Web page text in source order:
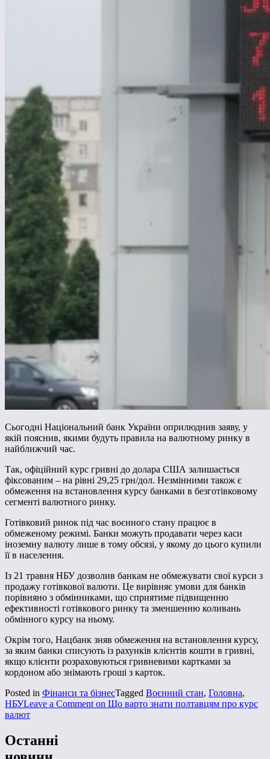
Сьогодні Національний банк України оприлюднив заяву, у
якій пояснив, якими будуть правила на валютному ринку в
найближчий час.
Так, офіційний курс гривні до долара США залишається
фіксованим – на рівні 29,25 грн/дол. Незмінними також є
обмеження на встановлення курсу банками в безготівковому
сегменті валютного ринку.
Готівковий ринок під час воєнного стану працює в
обмеженому режимі. Банки можуть продавати через каси
іноземну валюту лише в тому обсязі, у якому до цього купили
її в населення.
Із 21 травня НБУ дозволив банкам не обмежувати свої курси з
продажу готівкової валюти. Це вирівняє умови для банків
порівняно з обмінниками, що сприятиме підвищенню
ефективності готівкового ринку та зменшенню коливань
обмінного курсу на ньому.
Окрім того, Нацбанк зняв обмеження на встановлення курсу,
за яким банки списують із рахунків клієнтів кошти в гривні,
якщо клієнти розраховуються гривневими картками за
кордоном або знімають гроші з карток.
Posted in Фінанси та бізнесTagged Воєнний стан, Головна,
НБУLeave a Comment on Що варто знати полтавцям про курс
валют
Останні